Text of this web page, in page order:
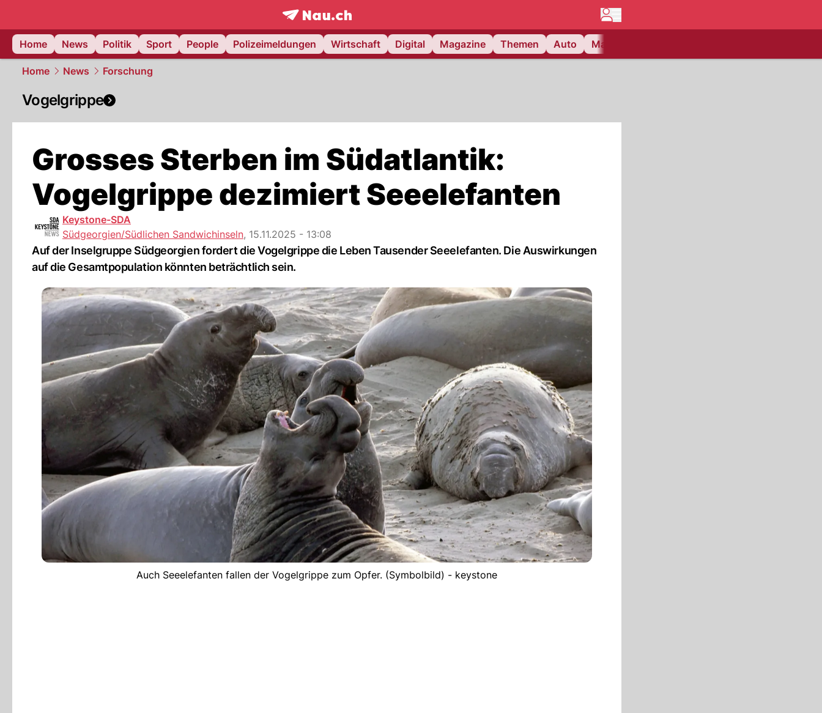
frontpage.NAU.ch
Home
News Politik Sport People Polizeimeldungen Wirtschaft Digital Magazine Themen Auto Matchcenter
Home News Forschung
Vogelgrippe
Grosses Sterben im Südatlantik:
Vogelgrippe dezimiert Seeelefanten
Keystone-SDA
Südgeorgien/Südlichen Sandwichinseln, 15.11.2025 - 13:08
Auf der Inselgruppe Südgeorgien fordert die Vogelgrippe die Leben Tausender Seeelefanten. Die Auswirkungen
auf die Gesamtpopulation könnten beträchtlich sein.
Auch Seeelefanten fallen der Vogelgrippe zum Opfer. (Symbolbild) - keystone